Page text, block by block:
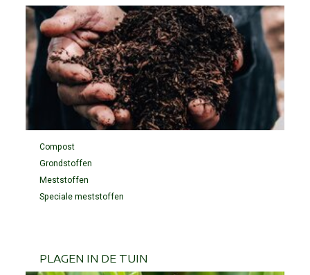
Compost
Grondstoffen
Meststoffen
Speciale meststoffen
PLAGEN IN DE TUIN